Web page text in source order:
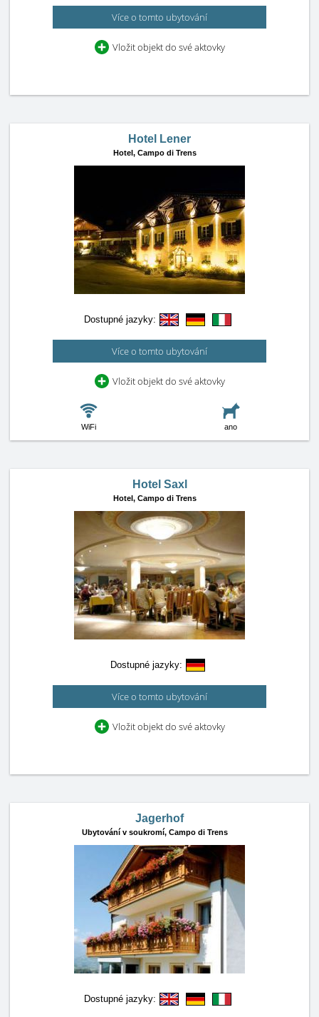
Více o tomto ubytování
Vložit objekt do své aktovky
Hotel Lener
Hotel, Campo di Trens
Dostupné jazyky:
Více o tomto ubytování
Vložit objekt do své aktovky
WiFi ano
Hotel Saxl
Hotel, Campo di Trens
Dostupné jazyky:
Více o tomto ubytování
Vložit objekt do své aktovky
Jagerhof
Ubytování v soukromí, Campo di Trens
Dostupné jazyky: